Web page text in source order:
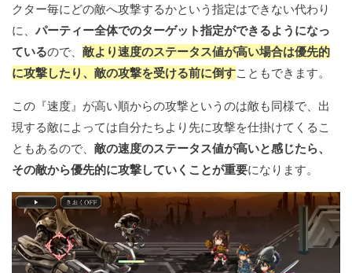
クター毎にどの敵へ攻撃するかという指定はできない代わり
に、 パーティー全体でのターゲット指定ができるようになっ
ているので、 敵より速度のステータス値が高い場合は優先的
に攻撃したり、敵の攻撃を受ける前に倒すこともできます。
この『速度』が高い順からの攻撃というのは敵も同様で、出
現する敵によっては自分たちより先に攻撃を仕掛けてくるこ
ともあるので、 敵の速度のステータス値が高いと感じたら、
その敵から優先的に攻撃していくことが重要になります。